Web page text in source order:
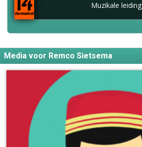
Muzikale leiding
Media voor Remco Sietsema